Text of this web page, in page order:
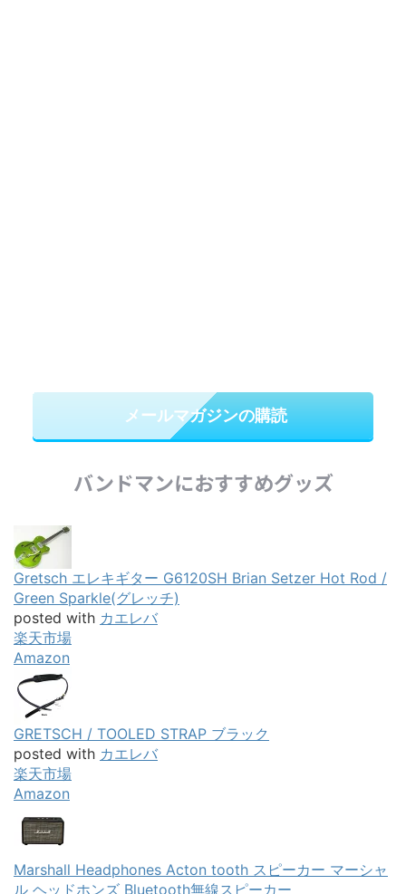
posted withカエレバ
Marshall Headphones Acton tooth スピーカー マーシャ
ル ヘッドホンズ Bluetooth無線スピーカー
posted with カエレバ
楽天市場
Amazon
MARSHAL マイク コントロール対応ヘッドホン
MONITORBLACK
posted with
楽天市場
Amazon
バンドマンにおすすめの本